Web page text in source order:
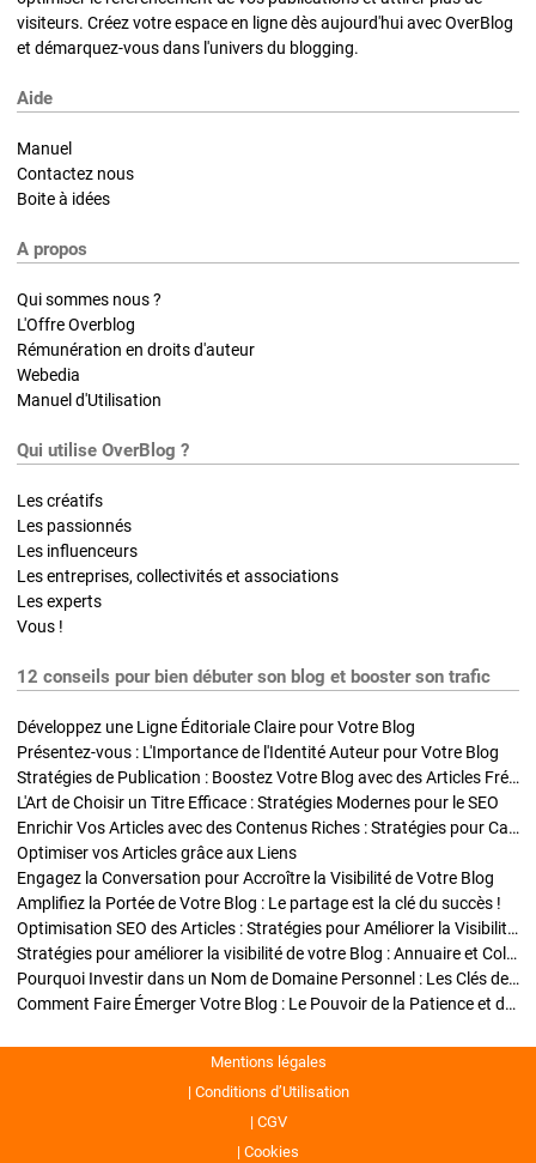
visiteurs. Créez votre espace en ligne dès aujourd'hui avec OverBlog
et démarquez-vous dans l'univers du blogging.
Aide
Manuel
Contactez nous
Boite à idées
A propos
Qui sommes nous ?
L'Offre Overblog
Rémunération en droits d'auteur
Webedia
Manuel d'Utilisation
Qui utilise OverBlog ?
Les créatifs
Les passionnés
Les influenceurs
Les entreprises, collectivités et associations
Les experts
Vous !
12 conseils pour bien débuter son blog et booster son trafic
Développez une Ligne Éditoriale Claire pour Votre Blog
Présentez-vous : L'Importance de l'Identité Auteur pour Votre Blog
Stratégies de Publication : Boostez Votre Blog avec des Articles Fréquents et Exclusifs
L'Art de Choisir un Titre Efficace : Stratégies Modernes pour le SEO
Enrichir Vos Articles avec des Contenus Riches : Stratégies pour Captiver et Optimiser
Optimiser vos Articles grâce aux Liens
Engagez la Conversation pour Accroître la Visibilité de Votre Blog
Amplifiez la Portée de Votre Blog : Le partage est la clé du succès !
Optimisation SEO des Articles : Stratégies pour Améliorer la Visibilité de Votre Blog
Stratégies pour améliorer la visibilité de votre Blog : Annuaire et Collaborations
Pourquoi Investir dans un Nom de Domaine Personnel : Les Clés de la Réussite de Votre Blog
Comment Faire Émerger Votre Blog : Le Pouvoir de la Patience et de la Persévérance
Mentions légales
Conditions d’Utilisation
CGV
Cookies